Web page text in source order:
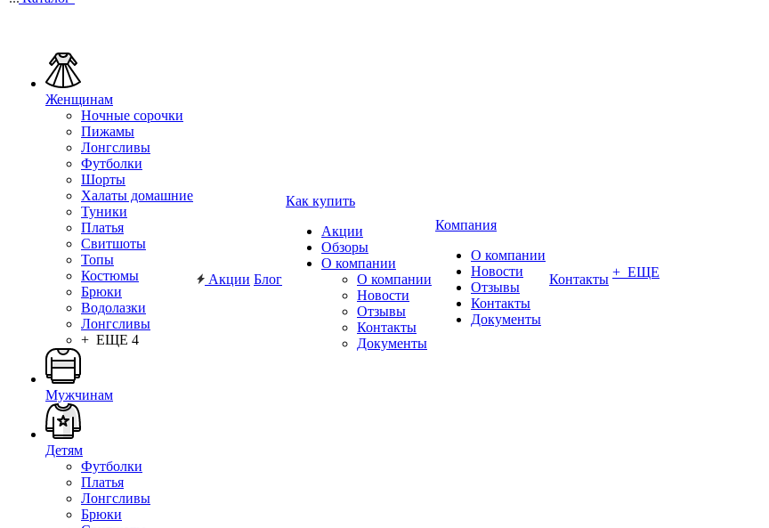
Женщинам
Ночные сорочки
Пижамы
Лонгсливы
Футболки
Шорты
Халаты домашние
Туники
Платья
Свитшоты
Топы
Костюмы
Брюки
Водолазки
Лонгсливы
+ ЕЩЕ 4
Мужчинам
Детям
Футболки
Платья
Лонгсливы
Брюки
Акции Блог
Как купить
Акции
Обзоры
О компании
О компании
Новости
Отзывы
Контакты
Документы
Компания
О компании
Новости
Отзывы
Контакты
Документы
Контакты + ЕЩЕ